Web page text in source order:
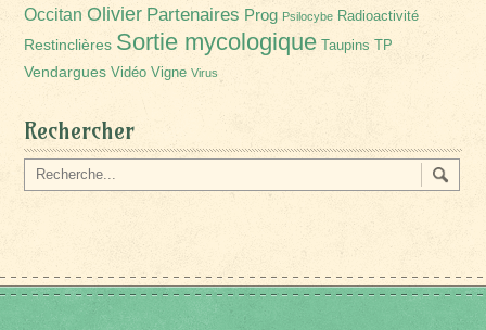
Occitan Olivier Partenaires Prog Psilocybe Radioactivité
Restinclières Sortie mycologique Taupins TP
Vendargues Vidéo Vigne Virus
Rechercher